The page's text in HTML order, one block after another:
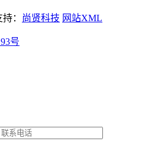
： 尚贤科技 网站XML
号